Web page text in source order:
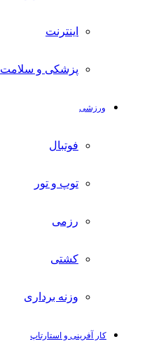
اینترنت
پزشکی و سلامت
ورزشی
فوتبال
توپ و تور
رزمی
کشتی
وزنه برداری
کار آفرینی و استارتاپ